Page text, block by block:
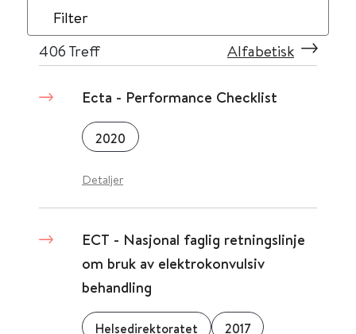
Filter
406 Treff Alfabetisk
Ecta - Performance Checklist
2020
Detaljer
ECT - Nasjonal faglig retningslinje
om bruk av elektrokonvulsiv
behandling
Helsedirektoratet 2017